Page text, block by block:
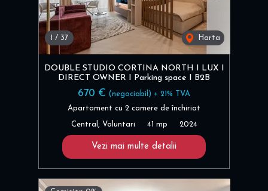
/ 37 Harta
DOUBLE STUDIO CORTINA NORTH I LUX I
DIRECT OWNER I Parking space I B2B
670 € (negociabil) + 21% TVA
Apartament cu 2 camere de închiriat
Central, Voluntari 41 mp 2024
Vezi mai multe detalii